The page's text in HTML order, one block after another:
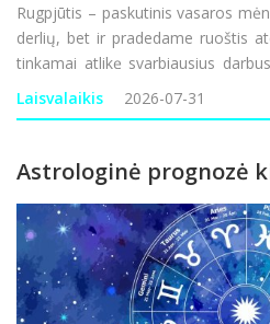
Rugpjūtis – paskutinis vasaros
derlių, bet ir pradedame ruoštis
tinkamai atlikę svarbiausius
ne tik dabar, bet ir ateityje.
morkų, burokėlių, svogūnų,
Laisvalaikis 2026-07-31
Astrologinė prognozė